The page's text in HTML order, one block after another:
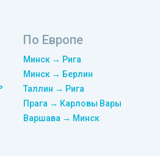
По Европе
Минск → Рига
Минск → Берлин
Таллин → Рига
Прага → Карловы Вары
Варшава → Минск